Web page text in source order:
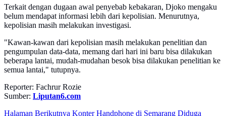
Terkait dengan dugaan awal penyebab kebakaran, Djoko mengaku
belum mendapat informasi lebih dari kepolisian. Menurutnya,
kepolisian masih melakukan investigasi.
"Kawan-kawan dari kepolisian masih melakukan penelitian dan
pengumpulan data-data, memang dari hari ini baru bisa dilakukan
beberapa lantai, mudah-mudahan besok bisa dilakukan penelitian ke
semua lantai," tutupnya.
Reporter: Fachrur Rozie
Sumber: Liputan6.com
Halaman Berikutnya Konter Handphone di Semarang Diduga